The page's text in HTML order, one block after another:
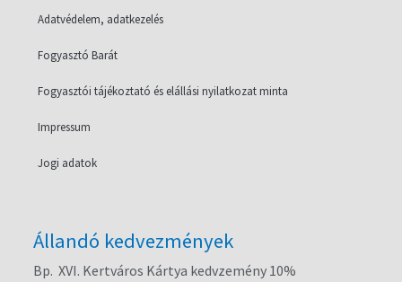
Adatvédelem, adatkezelés
Fogyasztó Barát
Fogyasztói tájékoztató és elállási nyilatkozat minta
Impressum
Jogi adatok
Állandó kedvezmények
Bp. XVI. Kertváros Kártya kedvzemény 10%